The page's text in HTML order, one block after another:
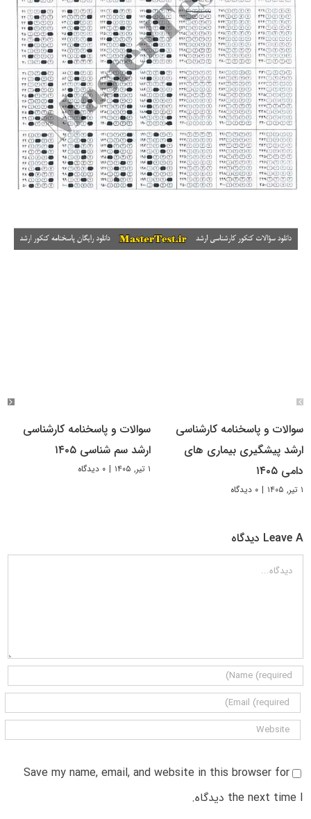
سوالات و پاسخنامه کارشناسی
ارشد پیشگیری بیماری های
دامی ۱۴۰۵
۱ تیر, ۱۴۰۵ | ۰ دیدگاه
سوالات و پاسخنامه کارشناسی
ارشد سم شناسی ۱۴۰۵
۱ تیر, ۱۴۰۵ | ۰ دیدگاه
Leave A دیدگاه
دیدگاه
Save my name, email, and website in this browser for
the next time I دیدگاه.